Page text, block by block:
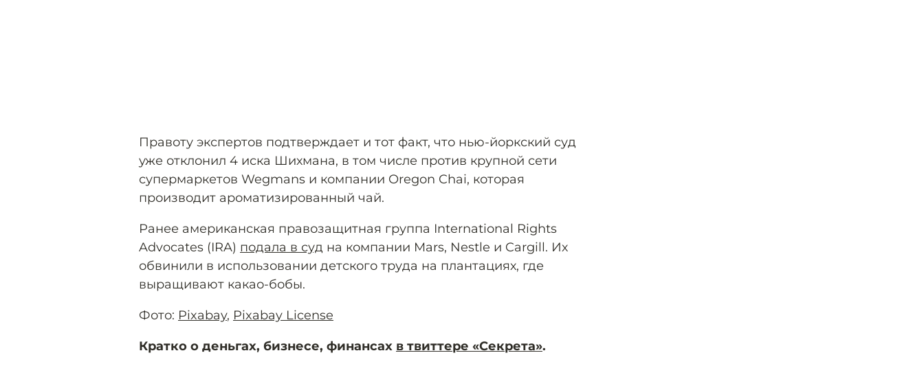
Правоту экспертов подтверждает и тот факт, что нью-йоркский суд
уже отклонил 4 иска Шихмана, в том числе против крупной сети
супермаркетов Wegmans и компании Oregon Chai, которая
производит ароматизированный чай.
Ранее американская правозащитная группа International Rights
Advocates (IRA) подала в суд на компании Mars, Nestle и Cargill. Их
обвинили в использовании детского труда на плантациях, где
выращивают какао-бобы.
Фото: Pixabay, Pixabay License
Кратко о деньгах, бизнесе, финансах в твиттере «Секрета».